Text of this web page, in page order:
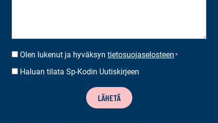
SUOSTUMUS*
Olen lukenut ja hyväksyn tietosuojaselosteen *
UUTISKIRJEEN
Haluan tilata Sp-Kodin Uutiskirjeen
LÄHETÄ